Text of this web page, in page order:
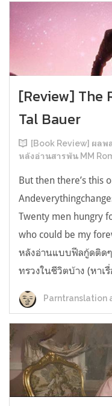
[Review] The
Tal Bauer
[Book Review] ผล
หลังอ่านสารพัน MM
But then there’s this
Twenty men hungry
who could be my
หลังอ่านแบบฟีลกู้ดติด
ทรวงในชีวิตบ้าง (หาเ
Parntranslation